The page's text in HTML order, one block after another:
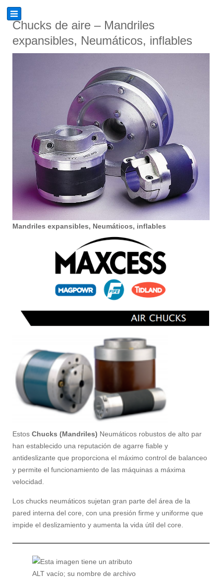
Chucks de aire – Mandriles
expansibles, Neumáticos, inflables
Mandriles expansibles, Neumáticos, inflables
Estos Chucks (Mandriles) Neumáticos robustos de alto par
han establecido una reputación de agarre fiable y
antideslizante que proporciona el máximo control de balanceo
y permite el funcionamiento de las máquinas a máxima
velocidad.
Los chucks neumáticos sujetan gran parte del área de la
pared interna del core, con una presión firme y uniforme que
impide el deslizamiento y aumenta la vida útil del core.